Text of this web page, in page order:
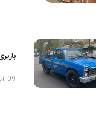
09 آبان 1403